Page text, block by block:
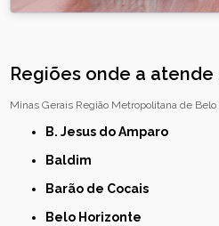
Regiões onde a atende
Minas Gerais Região Metropolitana de
B. Jesus do Amparo
Baldim
Barão de Cocais
Belo Horizonte